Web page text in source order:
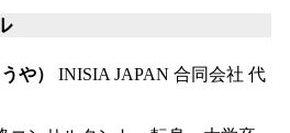
や）
INISIA JAPAN 合同会社 代